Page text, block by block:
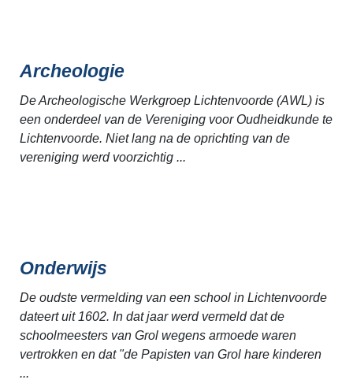
Archeologie
De Archeologische Werkgroep Lichtenvoorde (AWL) is
een onderdeel van de Vereniging voor Oudheidkunde te
Lichtenvoorde. Niet lang na de oprichting van de
vereniging werd voorzichtig ...
Onderwijs
De oudste vermelding van een school in Lichtenvoorde
dateert uit 1602. In dat jaar werd vermeld dat de
schoolmeesters van Grol wegens armoede waren
vertrokken en dat "de Papisten van Grol hare kinderen
...